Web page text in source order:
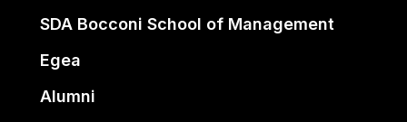
SDA Bocconi School of Management
Egea
Alumni